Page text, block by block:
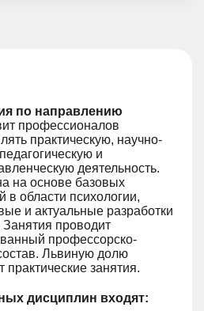
по направлению
профессионалов
практическую, научно-
и
деятельность.
на основе базовых
в области психологии,
и актуальные разработки
проводит
профессорско-
Львиную долю
занятия.
дисциплин входят: